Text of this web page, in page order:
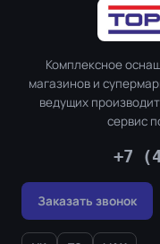
Комплексное
магазинов и
ведущих
сервис
+7
Заказать звонок